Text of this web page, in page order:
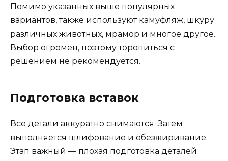
Помимо указанных выше популярных
вариантов, также используют камуфляж, шкуру
различных животных, мрамор и многое другое.
Выбор огромен, поэтому торопиться с
решением не рекомендуется.
Подготовка вставок
Все детали аккуратно снимаются. Затем
выполняется шлифование и обезжиривание.
Этап важный — плохая подготовка деталей